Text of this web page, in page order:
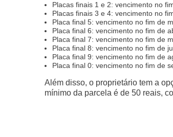
Placas finais 1 e 2: vencimento no
Placas finais 3 e 4: vencimento no
Placa final 5: vencimento no fim de
Placa final 6: vencimento no fim de
Placa final 7: vencimento no fim de
Placa final 8: vencimento no fim de
Placa final 9: vencimento no fim de
Placa final 0: vencimento no fim de
Além disso, o proprietário tem a
mínimo da parcela é de 50 reais,